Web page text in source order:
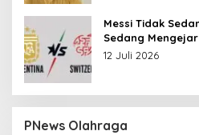
Messi Tidak
Sedang
12 Juli 2026
PNews Olahraga